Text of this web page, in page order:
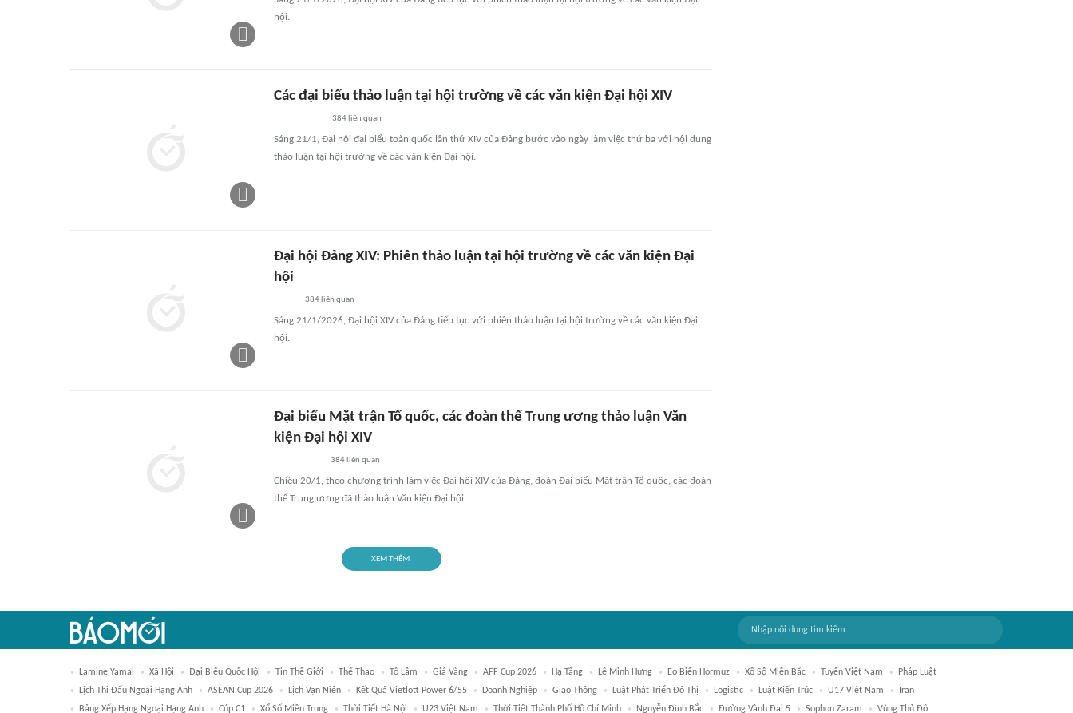
hội.
Các đại biểu thảo luận tại hội trường về các văn kiện Đại hội XIV
384liên quan
Sáng 21/1, Đại hội đại biểu toàn quốc lần thứ XIV của Đảng bước vào ngày làm việc thứ ba với nội dung
thảo luận tại hội trường về các văn kiện Đại hội.
Đại hội Đảng XIV: Phiên thảo luận tại hội trường về các văn kiện Đại
hội
384 liên quan
Sáng 21/1/2026, Đại hội XIV của Đảng tiếp tục với phiên thảo luận tại hội trường về các văn kiện Đại
hội.
Đại biểu Mặt trận Tổ quốc, các đoàn thể Trung ương thảo luận Văn
kiện Đại hội XIV
384liên quan
Chiều 20/1, theo chương trình làm việc Đại hội XIV của Đảng, đoàn Đại biểu Mặt trận Tổ quốc, các đoàn
thể Trung ương đã thảo luận Văn kiện Đại hội.
XEM THÊM
Lamine Yamal Xã Hội Đại Biểu Quốc Hội Tin Thế Giới Thể Thao Tô Lâm Giá Vàng AFF Cup 2026 Hạ Tầng Lê Minh Hưng Eo Biển Hormuz Xổ Số Miền Bắc Tuyển Việt Nam
Pháp Luật
Lịch Thi Đấu Ngoại Hạng Anh
ASEAN Cup 2026 Lịch Vạn Niên Kết Quả Vietlott Power 6/55 Doanh Nghiệp Giao Thông Luật Phát Triển Đô Thị Logistic Luật Kiến Trúc U17 Việt Nam
Iran
Bảng Xếp Hạng Ngoại Hạng Anh
Cúp C1 Xổ Số Miền Trung Thời Tiết Hà Nội U23 Việt Nam Thời Tiết Thành Phố Hồ Chí Minh Nguyễn Đình Bắc Đường Vành Đai 5 Sophon Zaram Vùng Thủ Đô